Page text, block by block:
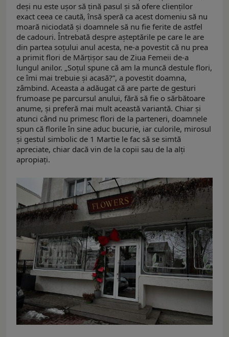
deși nu este ușor să țină pasul și să ofere clienților
exact ceea ce caută, însă speră ca acest domeniu să nu
moară niciodată și doamnele să nu fie ferite de astfel
de cadouri. Întrebată despre așteptările pe care le are
din partea soțului anul acesta, ne-a povestit că nu prea
a primit flori de Mărțișor sau de Ziua Femeii de-a
lungul anilor. „Soțul spune că am la muncă destule flori,
ce îmi mai trebuie și acasă?”, a povestit doamna,
zâmbind. Aceasta a adăugat că are parte de gesturi
frumoase pe parcursul anului, fără să fie o sărbătoare
anume, și preferă mai mult această variantă. Chiar și
atunci când nu primesc flori de la parteneri, doamnele
spun că florile în sine aduc bucurie, iar culorile, mirosul
și gestul simbolic de 1 Martie le fac să se simtă
apreciate, chiar dacă vin de la copii sau de la alţi
apropiaţi.